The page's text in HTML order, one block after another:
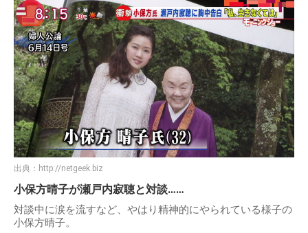
出典： http://netgeek.biz
小保方晴子が瀬戸内寂聴と対談……
対談中に涙を流すなど、やはり精神的にやられている様子の
小保方晴子。